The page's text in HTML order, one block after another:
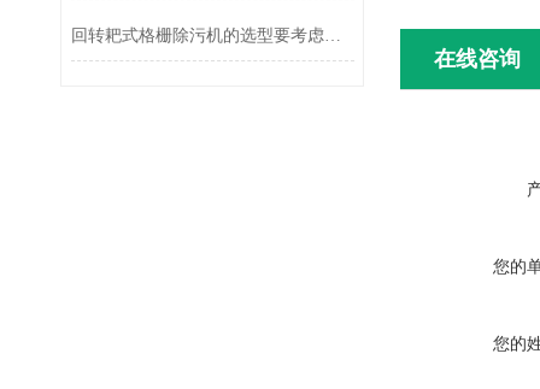
在线咨询
您的
您的
回转耙式格栅除污机的选型要考虑哪些因素